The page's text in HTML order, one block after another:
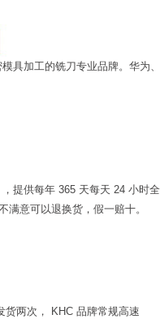
具加工的铣刀专业品牌。华为
提供每年 365 天每天 24 小时全
满意可以退换货，假一赔十。
货两次， KHC 品牌常规高速